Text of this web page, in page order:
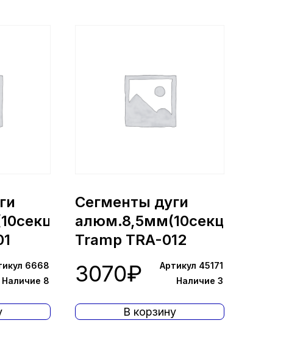
6668
Наличие 8
Сегменты дуги
алюм.8,5мм(10секц)
Tramp TRA-012
3070₽
Артикул 45171
Наличие 3
В корзину